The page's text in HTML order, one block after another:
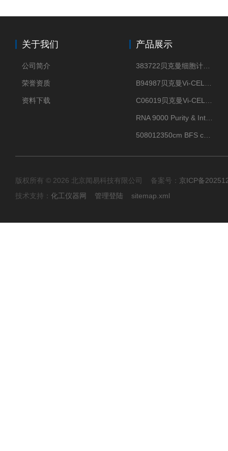
关于我们
公司简介
荣誉资质
资料下载
产品展示
版权所有 © 2026 北京闻易科技有限公司 备案号： 京ICP备
技术支持： 化工仪器网 管理登陆 sitemap.xml